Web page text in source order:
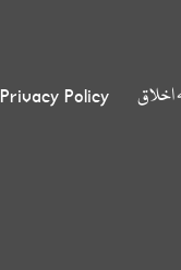
Privacy Policy